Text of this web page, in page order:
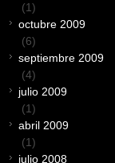
(1)
octubre 2009
(6)
septiembre 2009
(4)
julio 2009
(1)
abril 2009
(1)
julio 2008